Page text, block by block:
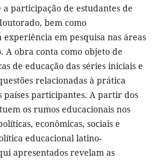
participação de estudantes de
bem como
em pesquisa nas áreas
A obra conta como objeto de
de educação das séries iniciais e
relacionadas à prática
países participantes. A partir dos
os rumos educacionais nos
econômicas, sociais e
educacional latino-
apresentados revelam as